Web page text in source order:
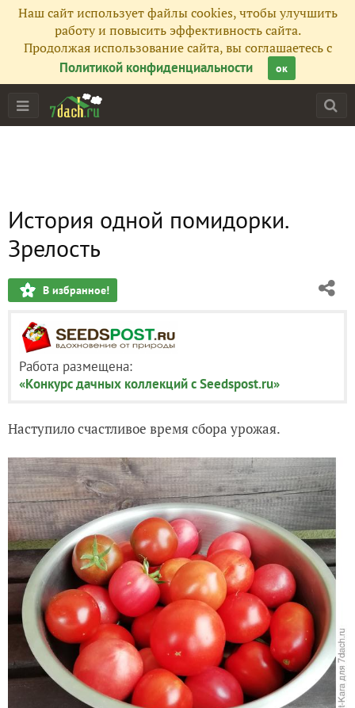
Наш сайт использует файлы cookies, чтобы улучшить
работу и повысить эффективность сайта.
Продолжая использование сайта, вы соглашаетесь с
Политикой конфиденциальности
ок
История одной помидорки.
Зрелость
В избранное!
Работа размещена:
«Конкурс дачных коллекций с Seedspost.ru»
Наступило счастливое время сбора урожая.